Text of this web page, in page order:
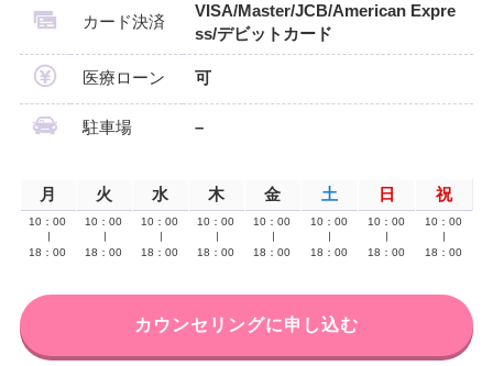
カード決済
VISA/Master/JCB/American Expre
ss/デビットカード
医療ローン 可
駐車場 –
月 火 水 木 金 土 日 祝
10：00
18：00
10：00
18：00
10：00
18：00
10：00
18：00
10：00
18：00
10：00
18：00
10：00
18：00
10：00
18：00
カウンセリングに申し込む